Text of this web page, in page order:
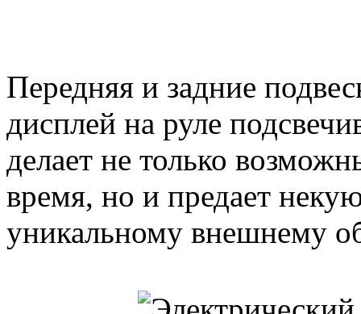
Передняя и задние
дисплей на руле
делает не только
время, но и предает
уникальному внешнему